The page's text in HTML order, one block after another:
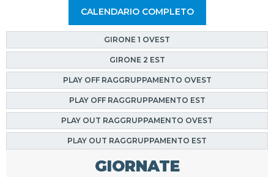
CALENDARIO COMPLETO
GIRONE 1 OVEST
GIRONE 2 EST
PLAY OFF RAGGRUPPAMENTO OVEST
PLAY OFF RAGGRUPPAMENTO EST
PLAY OUT RAGGRUPPAMENTO OVEST
PLAY OUT RAGGRUPPAMENTO EST
GIORNATE